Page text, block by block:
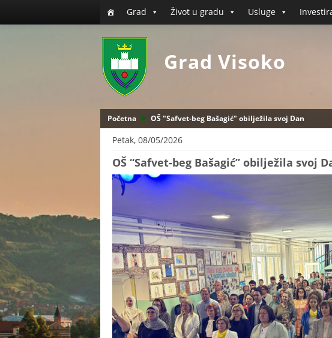
Grad Život u gradu Usluge
Grad Visoko
Početna OŠ "Safvet-beg Bašagić" obilježila svoj Dan
Petak, 08/05/2026
OŠ “Safvet-beg Bašagić” obilježila svoj